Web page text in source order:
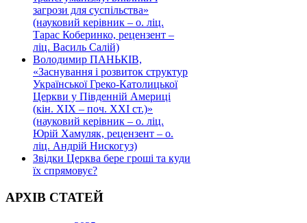
загрози для суспільства»
(науковий керівник – о. ліц.
Тарас Коберинко, рецензент –
ліц. Василь Салій)
Володимир ПАНЬКІВ,
«Заснування і розвиток структур
Української Греко-Католицької
Церкви у Південній Америці
(кін. ХІХ – поч. ХХІ ст.)»
(науковий керівник – о. ліц.
Юрій Хамуляк, рецензент – о.
ліц. Андрій Нискогуз)
Звідки Церква бере гроші та куди
їх спрямовує?
АРХІВ СТАТЕЙ